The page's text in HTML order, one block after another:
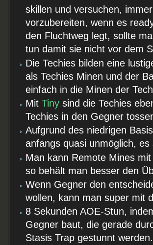
skillen und versuchen,
vorzubereiten, wenn es
den Fluchtweg legt, sollte
tun damit sie nicht vor dem
Die Techies bilden eine
als Techies Minen und der
einfach in die Minen der
MitTiny sind die Techies
Techies in den Gegner
Aufgrund des niedrigen
anfangs quasi unmöglich,
Man kann Remote Mines
so behält man besser den
Wenn Gegner den
wollen, kann man super mit
8 Sekunden AOE-Stun,
Gegner baut, die gerade
Stasis Trap gestunnt